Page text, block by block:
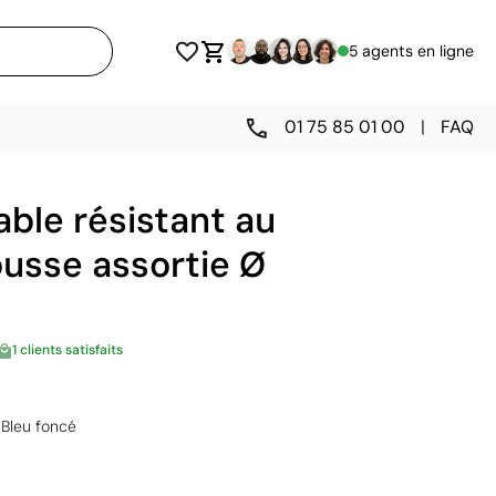
5 agents en ligne
01 75 85 01 00 | FAQ
résistant au
assortie Ø
1 clients satisfaits
Bleu foncé